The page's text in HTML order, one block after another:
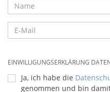
EINWILLIGUNGSERKLÄRUNG
Ja, ich habe die
genommen und bin